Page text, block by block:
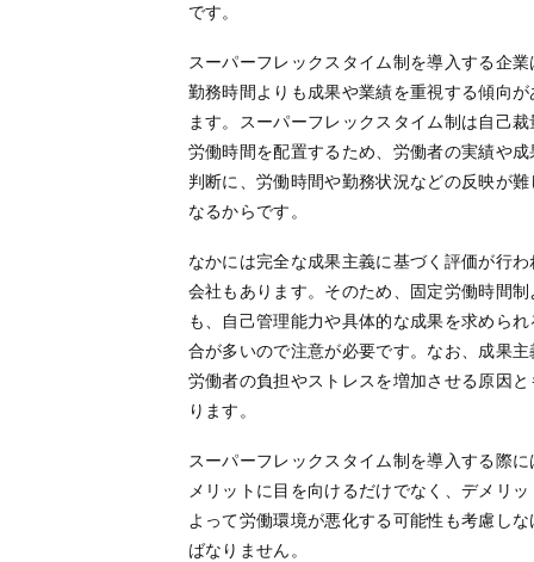
です。
スーパーフレックスタイム制を導入する企業
勤務時間よりも成果や業績を重視する傾向が
ます。スーパーフレックスタイム制は自己裁
労働時間を配置するため、労働者の実績や成
判断に、労働時間や勤務状況などの反映が難
なるからです。
なかには完全な成果主義に基づく評価が行わ
会社もあります。そのため、固定労働時間制
も、自己管理能力や具体的な成果を求められ
合が多いので注意が必要です。なお、成果主
労働者の負担やストレスを増加させる原因と
ります。
スーパーフレックスタイム制を導入する際に
メリットに目を向けるだけでなく、デメリッ
よって労働環境が悪化する可能性も考慮しな
ばなりません。